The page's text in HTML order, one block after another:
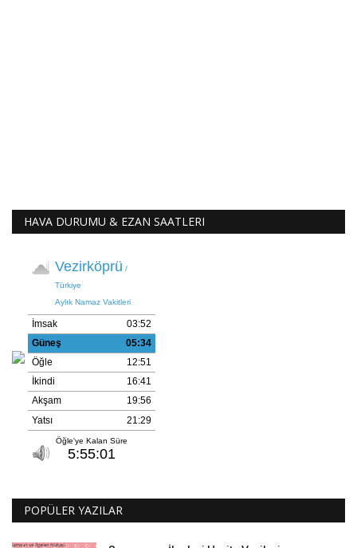
HAVA DURUMU & EZAN SAATLERI
POPÜLER YAZILAR